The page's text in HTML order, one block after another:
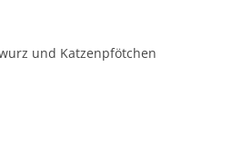
und Katzenpfötchen